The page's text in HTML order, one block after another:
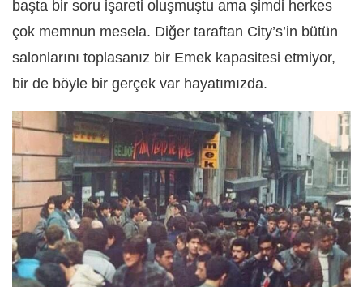
başta bir soru işareti oluşmuştu ama şimdi herkes
çok memnun mesela. Diğer taraftan City’s’in bütün
salonlarını toplasanız bir Emek kapasitesi etmiyor,
bir de böyle bir gerçek var hayatımızda.